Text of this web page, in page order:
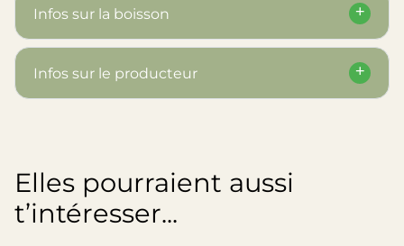
Infos sur la boisson
Infos sur le producteur
Elles pourraient aussi
t’intéresser...